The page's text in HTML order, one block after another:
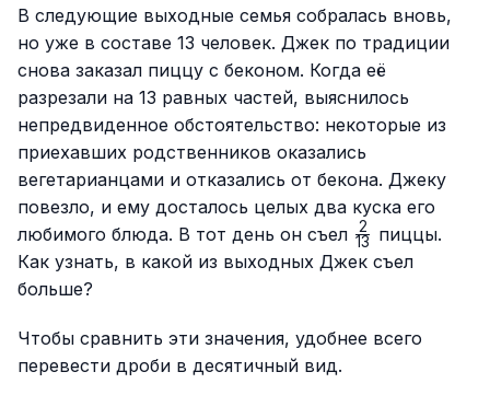
В следующие выходные семья собралась вновь,
но уже в составе 13 человек. Джек по традиции
снова заказал пиццу с беконом. Когда её
разрезали на 13 равных частей, выяснилось
непредвиденное обстоятельство: некоторые из
приехавших родственников оказались
вегетарианцами и отказались от бекона. Джеку
повезло, и ему досталось целых два куска его
любимого блюда. В тот день он съел \frac{2}
{13}
13
2
пиццы.
Как узнать, в какой из выходных Джек съел
больше?
Чтобы сравнить эти значения, удобнее всего
перевести дроби в десятичный вид.